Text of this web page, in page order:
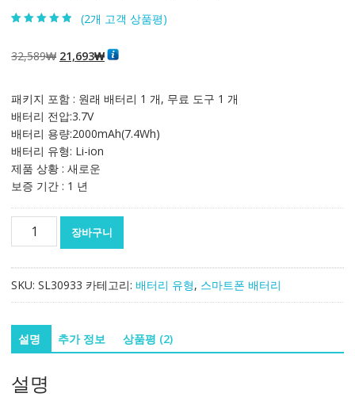
으로 5점 만
점에점으로
(2개 고객 상품평)
32,589₩ 원
격:
32,589₩
21,693₩현
격:
패키지 포함 : 원래 배터리 1 개, 무료 도구 1 개
배터리 전압:3.7V
배터리 용량:2000mAh(7.4Wh)
배터리 유형: Li-ion
제품 상황 : 새로운
보증 기간 : 1 년
리
마
트
Wiko
장바구니
SKU: SL30933 카테고리: 배터리 유형, 스마트폰 배터리
설명 추가 정보 상품평 (2)
설명